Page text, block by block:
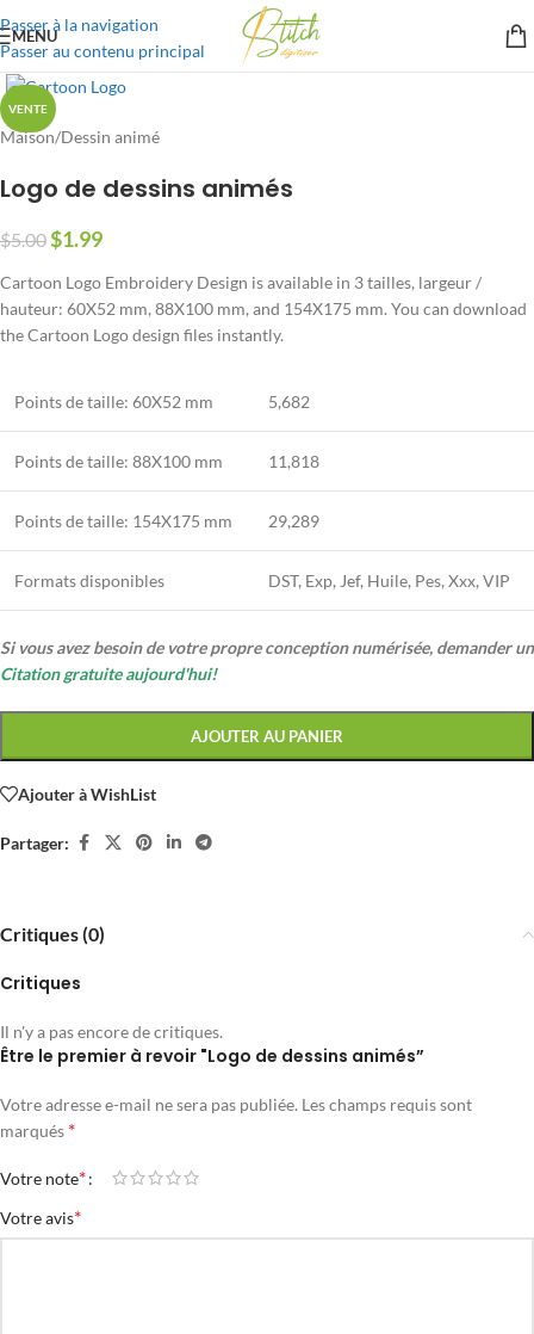
Passer à la navigation
Passer au contenu principal
MENU
VENTE
Maison/Dessin animé
Logo de dessins animés
$5.00$1.99
Cartoon Logo Embroidery Design is available in 3 tailles, largeur /
hauteur: 60X52 mm, 88X100 mm,and 154X175 mm.You can download
the Cartoon Logo design files instantly.
Points de taille: 60X52 mm 5,682
Points de taille: 88X100 mm 11,818
Points de taille: 154X175 mm 29,289
Formats disponibles DST, Exp, Jef, Huile, Pes, Xxx, VIP
Si vous avez besoin de votre propre conception numérisée, demander un
Citation gratuite aujourd'hui!
AJOUTER AU PANIER
Ajouter à WishList
Partager:
Critiques (0)
Critiques
Il n'y a pas encore de critiques.
Être le premier à revoir "Logo de dessins animés”
Votre adresse e-mail ne sera pas publiée. Les champs requis sont
marqués *
Votre note*
Votre avis*